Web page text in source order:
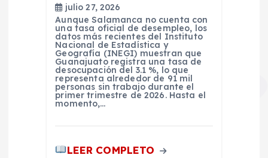
julio 27, 2026
Aunque Salamanca no cuenta con
una tasa oficial de desempleo, los
datos más recientes del Instituto
Nacional de Estadística y
Geografía (INEGI) muestran que
Guanajuato registra una tasa de
desocupación del 3.1 %, lo que
representa alrededor de 91 mil
personas sin trabajo durante el
primer trimestre de 2026. Hasta el
momento,…
LEER COMPLETO